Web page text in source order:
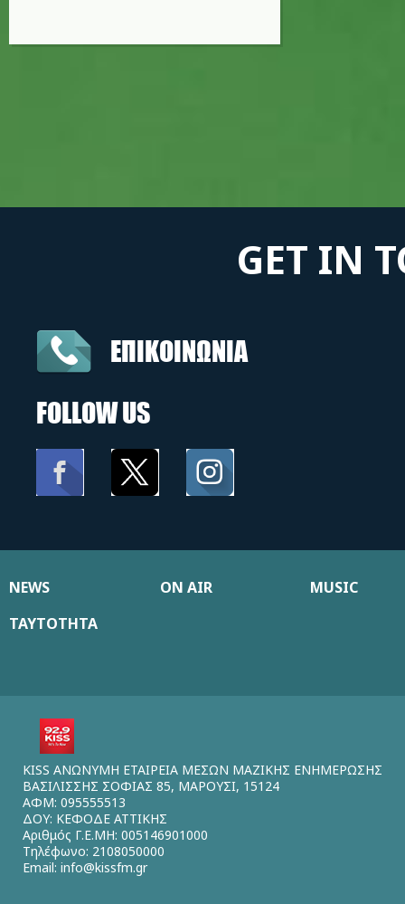
GET IN
ΕΠΙΚΟΙΝΩΝΙΑ
FOLLOW US
NEWS ON AIR
MUSIC
ΤΑΥΤΟΤΗΤΑ
KISS ΑΝΩΝΥΜΗ ΕΤΑΙΡΕΙΑ ΜΕΣΩΝ ΜΑΖΙΚΗΣ ΕΝΗΜΕΡΩΣΗΣ
ΒΑΣΙΛΙΣΣΗΣ ΣΟΦΙΑΣ 85, ΜΑΡΟΥΣΙ, 15124
ΑΦΜ: 095555513
ΔΟΥ: ΚΕΦΟΔΕ ΑΤΤΙΚΗΣ
Αριθμός Γ.Ε.ΜΗ: 005146901000
Τηλέφωνο: 2108050000
Email: info@kissfm.gr